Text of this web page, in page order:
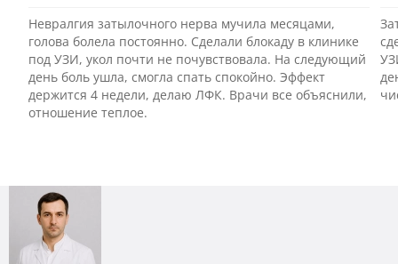
Невралгия затылочного нерва мучила месяцами,
голова болела постоянно. Сделали блокаду в клинике
под УЗИ, укол почти не почувствовала. На следующий
день боль ушла, смогла спать спокойно. Эффект
держится 4 недели, делаю ЛФК. Врачи все объяснили,
отношение теплое.